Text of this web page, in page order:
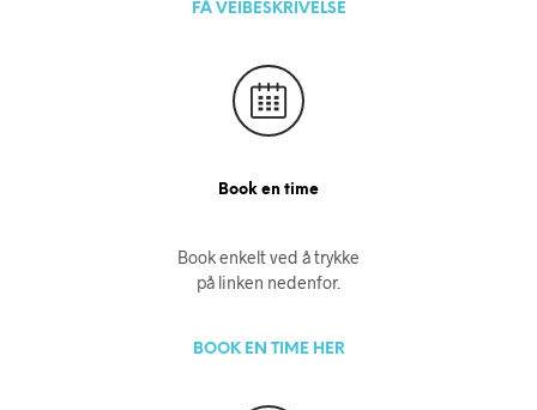
FÅ VEIBESKRIVELSE
Book en time
Book enkelt ved å trykke
på linken nedenfor.
BOOK EN TIME HER